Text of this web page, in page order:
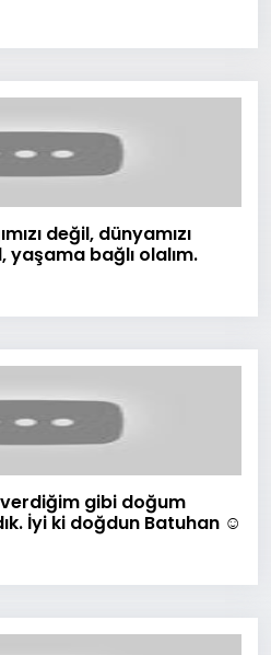
değil, dünyamızı
bağlı olalım.
gibi doğum
İyi ki doğdun Batuhan ☺️